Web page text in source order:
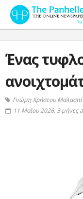
Ένας
Γνώμη Χρήστου
11 Μαΐου 2026, 3 μήνες